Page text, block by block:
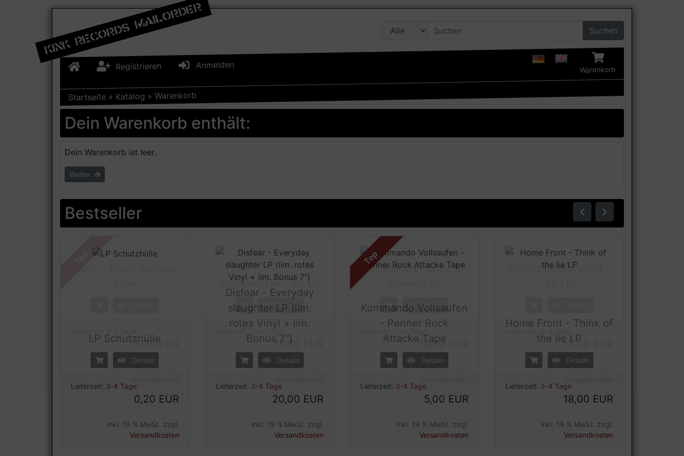
Suchen
Registrieren Anmelden Warenkorb
Startseite » Katalog » Warenkorb
Dein Warenkorb enthält:
Dein Warenkorb ist leer.
Weiter
Bestseller Zurück
LP Schutzhülle
Details
Lieferzeit: 3-4 Tage
0,20 EUR
inkl. 19 % MwSt. zzgl.
Versandkosten
Disfear - Everyday
slaughter LP (lim.
rotes Vinyl + lim.
Bonus 7")
Details
Lieferzeit: 3-4 Tage
20,00 EUR
inkl. 19 % MwSt. zzgl.
Versandkosten
Top
Kommando Vollsaufen
- Penner Rock
Attacke Tape
Details
Lieferzeit: 3-4 Tage
5,00 EUR
inkl. 19 % MwSt. zzgl.
Versandkosten
Home Front - Think of
the lie LP
Details
Lieferzeit: 3-4 Tage
18,00 EUR
inkl. 19 % MwSt. zzgl.
Versandkosten
Lieferzeit:3-4 Tage
5,00 EUR
Versandkosten
Verlierer, Die - s/t LP
Details
Lieferzeit:3-4 Tage
15,00 EUR
Versandkosten
Lieferzeit:3-4 Tage
18,00 EUR
Versandkosten
Details
Lieferzeit:3-4 Tage
13,00 EUR
Versandkosten